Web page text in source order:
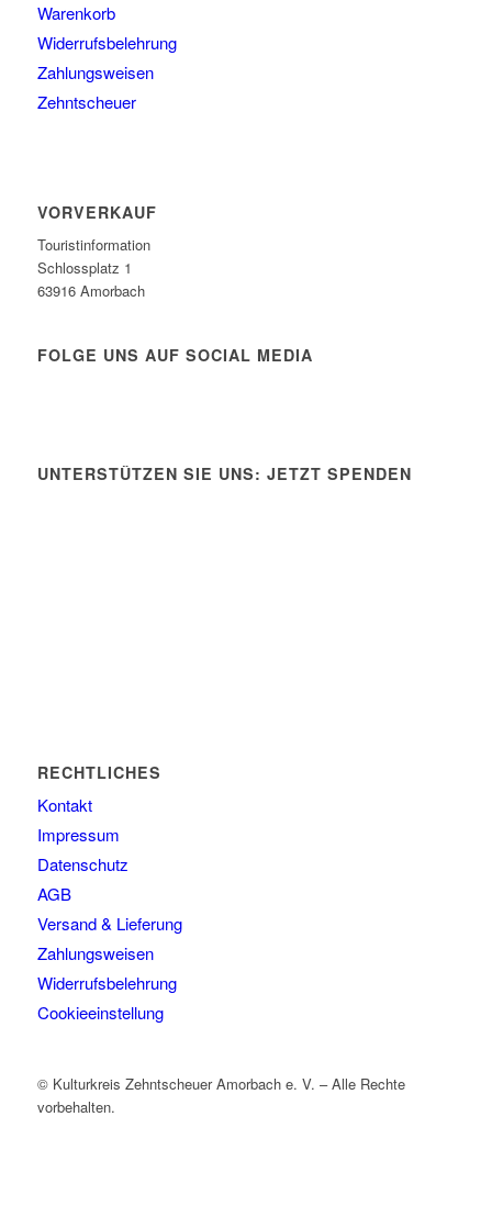
Warenkorb
Widerrufsbelehrung
Zahlungsweisen
Zehntscheuer
VORVERKAUF
Touristinformation
Schlossplatz 1
63916 Amorbach
FOLGE UNS AUF SOCIAL MEDIA
UNTERSTÜTZEN SIE UNS: JETZT SPENDEN
RECHTLICHES
Kontakt
Impressum
Datenschutz
AGB
Versand & Lieferung
Zahlungsweisen
Widerrufsbelehrung
Cookieeinstellung
© Kulturkreis Zehntscheuer Amorbach e. V. – Alle Rechte
vorbehalten.